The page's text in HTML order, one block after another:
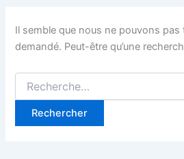
Il semble que nous ne pouvons
demandé. Peut-être qu’une
Rechercher :